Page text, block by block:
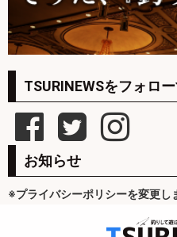
TSURINEWSをフォロ
お知らせ
※プライバシーポリシーを変更し